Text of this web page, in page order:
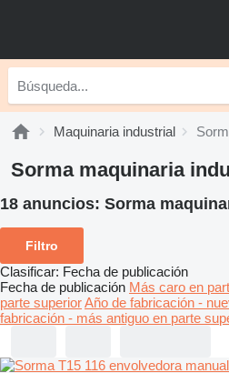
Maquinaria industrial
Sorma maquinaria
18 anuncios: Sorma
Filtro
Clasificar: Fecha de publicación
Fecha de publicación Más caro en
parte superiorAño de fabricación -
fabricación - más antiguo en parte